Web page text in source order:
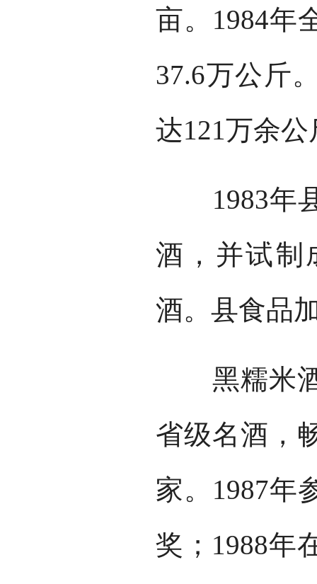
亩。1984年
37.6万公斤
达121万余公
1983年县
酒，并试制
酒。县食品
黑糯米酒
省级名酒，
家。1987年
奖；1988年